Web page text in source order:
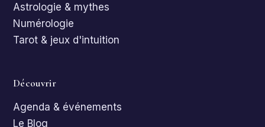
Astrologie & mythes
Numérologie
Tarot & jeux d'intuition
Découvrir
Agenda & événements
Le Blog